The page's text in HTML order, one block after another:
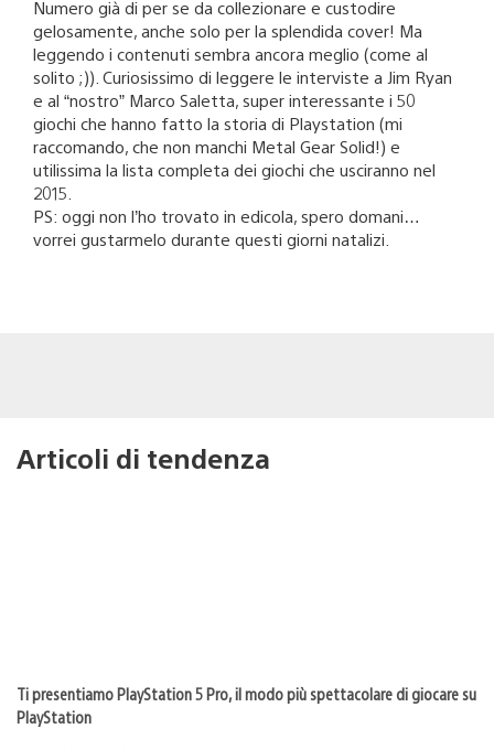
Numero già di per se da collezionare e custodire
gelosamente, anche solo per la splendida cover! Ma
leggendo i contenuti sembra ancora meglio (come al
solito ;)). Curiosissimo di leggere le interviste a Jim Ryan
e al “nostro” Marco Saletta, super interessante i 50
giochi che hanno fatto la storia di Playstation (mi
raccomando, che non manchi Metal Gear Solid!) e
utilissima la lista completa dei giochi che usciranno nel
2015.
PS: oggi non l’ho trovato in edicola, spero domani…
vorrei gustarmelo durante questi giorni natalizi.
Articoli di tendenza
Ti presentiamo PlayStation 5 Pro, il modo più spettacolare di giocare su
PlayStation